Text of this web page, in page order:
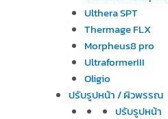
Ulthera SPT
Thermage FLX
Morpheus8 pro
UltraformerIII
Oligio
ปรับรูปหน้า / ผิวพรรณ
ปรับรูปหน้า